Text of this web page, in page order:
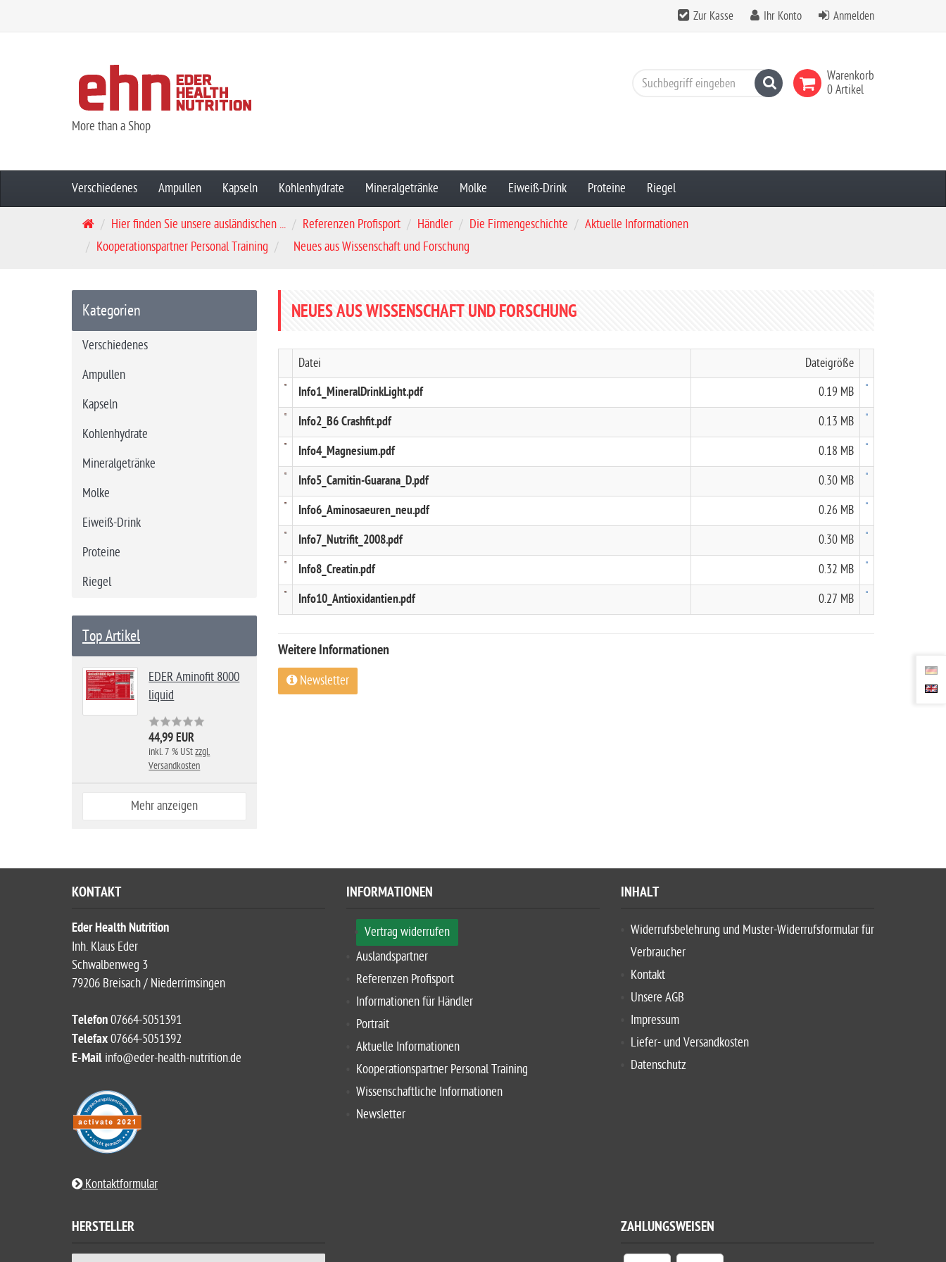
Zur Kasse Ihr Konto Anmelden
More than a Shop
Warenkorb
0 Artikel
Suchen
Verschiedenes Ampullen Kapseln Kohlenhydrate Mineralgetränke Molke Eiweiß-Drink Proteine Riegel
S
s
e
i
t
Hier finden Sie unsere ausländischen ... Referenzen Profisport Händler Die Firmengeschichte
Aktuelle Informationen
Kooperationspartner Personal Training
Neues aus Wissenschaft und Forschung
NEUES AUS WISSENSCHAFT UND FORSCHUNG
Datei Dateigröße
Info1_MineralDrinkLight.pdf 0.19 MB
Info2_B6 Crashfit.pdf 0.13 MB
Info4_Magnesium.pdf 0.18 MB
Info5_Carnitin-Guarana_D.pdf 0.30 MB
Info6_Aminosaeuren_neu.pdf 0.26 MB
Info7_Nutrifit_2008.pdf 0.30 MB
Info8_Creatin.pdf 0.32 MB
Info10_Antioxidantien.pdf 0.27 MB
Weitere Informationen
Newsletter
Kategorien
Verschiedenes
Ampullen
Kapseln
Kohlenhydrate
Mineralgetränke
Molke
Eiweiß-Drink
Proteine
Riegel
Top Artikel
EDER Aminofit 8000
liquid
44,99 EUR
inkl. 7 % UStzzgl.
Versandkosten
Mehr anzeigen
KONTAKT
Eder Health Nutrition
Inh. Klaus Eder
Schwalbenweg 3
79206 Breisach / Niederrimsingen
Telefon07664-5051391
Telefax07664-5051392
E-Mail info@eder-health-nutrition.de
Kontaktformular
INFORMATIONEN
Vertrag widerrufen
Auslandspartner
Referenzen Profisport
Informationen für Händler
Portrait
Aktuelle Informationen
Kooperationspartner Personal Training
Wissenschaftliche Informationen
Newsletter
INHALT
Widerrufsbelehrung und Muster-Widerrufsformular für
Verbraucher
Kontakt
Unsere AGB
Impressum
Liefer- und Versandkosten
Datenschutz
HERSTELLER ZAHLUNGSWEISEN